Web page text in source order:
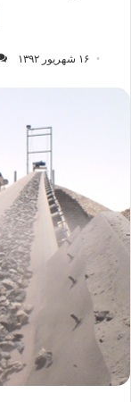
۱۶ شهریور ۱۳۹۲